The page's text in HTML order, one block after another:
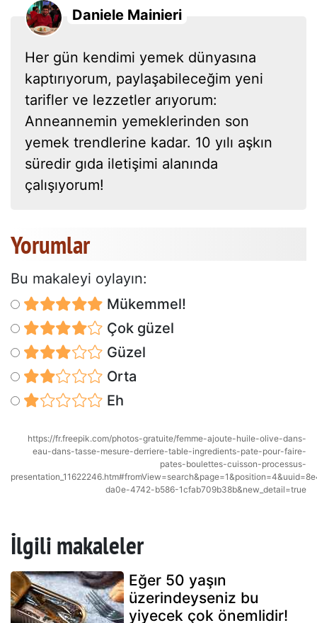
Daniele Mainieri
Her gün kendimi yemek dünyasına
kaptırıyorum, paylaşabileceğim yeni
tarifler ve lezzetler arıyorum:
Anneannemin yemeklerinden son
yemek trendlerine kadar. 10 yılı aşkın
süredir gıda iletişimi alanında
çalışıyorum!
Yorumlar
Bu makaleyi oylayın:
Mükemmel!
Çok güzel
Güzel
Orta
Eh
https://fr.freepik.com/photos-gratuite/femme-ajoute-huile-olive-dans-
eau-dans-tasse-mesure-derriere-table-ingredients-pate-pour-faire-
pates-boulettes-cuisson-processus-
da0e-4742-b586-1cfab709b38b&new_detail=true
İlgili makaleler
Eğer 50 yaşın
üzerindeyseniz bu
yiyecek çok önemlidir!